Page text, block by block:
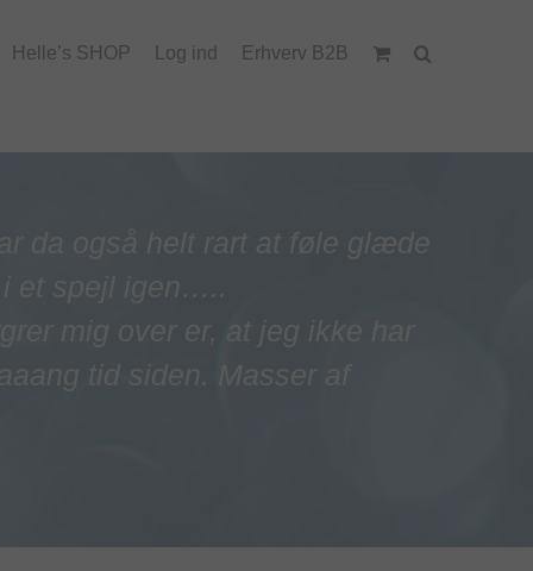
Helle’s SHOP Log ind Erhverv B2B
da også helt rart at føle glæde
i et spejl igen…..
mig over er, at jeg ikke har
tid siden. Masser af